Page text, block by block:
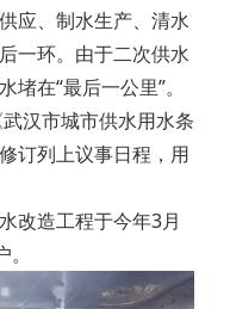
应、制水生产、清水
一环。由于二次供水
在“最后一公里”。
汉市城市供水用水条
订列上议事日程，用
改造工程于今年3月